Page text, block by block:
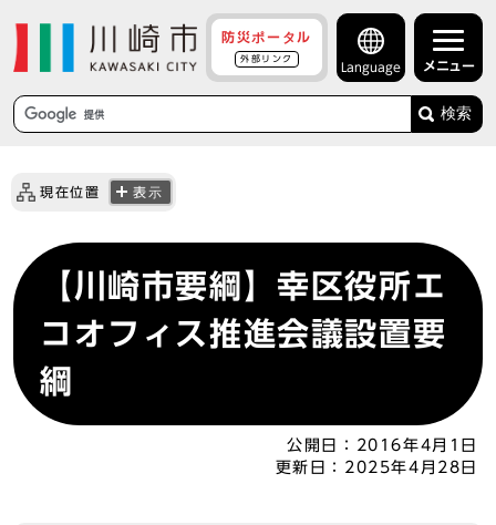
防災ポータル
外部リンク
Language メニュー
検索
現在位置 表示
【川崎市要綱】幸区役所エ
コオフィス推進会議設置要
綱
公開日：
2016年4月1日
更新日： 2025年4月28日